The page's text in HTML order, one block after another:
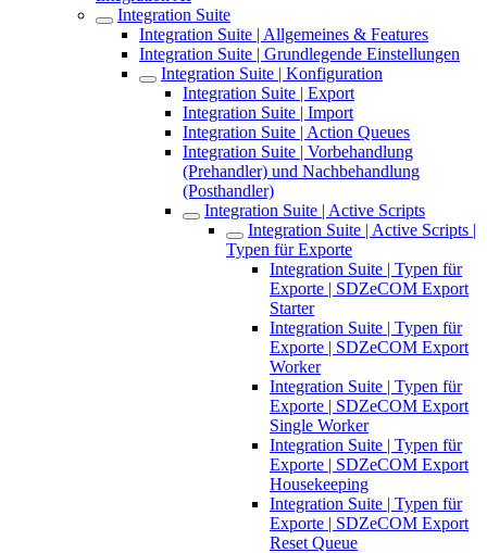
Integration Suite
Integration Suite | Allgemeines & Features
Integration Suite | Grundlegende Einstellungen
Integration Suite | Konfiguration
Integration Suite | Export
Integration Suite | Import
Integration Suite | Action Queues
Integration Suite | Vorbehandlung
(Prehandler) und Nachbehandlung
(Posthandler)
Integration Suite | Active Scripts
Integration Suite | Active Scripts |
Typen für Exporte
Integration Suite | Typen für
Exporte | SDZeCOM Export
Starter
Integration Suite | Typen für
Exporte | SDZeCOM Export
Worker
Integration Suite | Typen für
Exporte | SDZeCOM Export
Single Worker
Integration Suite | Typen für
Exporte | SDZeCOM Export
Housekeeping
Integration Suite | Typen für
Exporte | SDZeCOM Export
Reset Queue